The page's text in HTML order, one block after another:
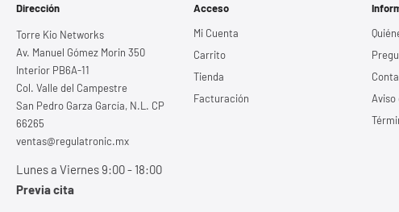
Dirección
Torre Kio Networks
Av. Manuel Gómez Morin 350
Interior PB6A-11
Col. Valle del Campestre
San Pedro Garza García, N.L. CP
66265
ventas@regulatronic.mx
Lunes a Viernes 9:00 - 18:00
Previa cita
Acceso
Mi Cuenta
Carrito
Tienda
Facturación
Aviso